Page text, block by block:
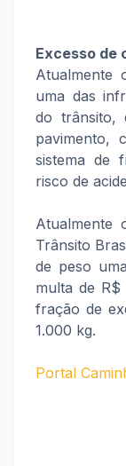
Excesso de
Atualmente
uma das
do trânsito,
pavimento,
sistema de
risco de
Atualmente
Trânsito
de peso
multa de R$
fração de
1.000 kg.
Portal